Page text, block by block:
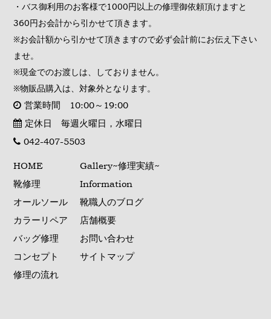
・バス御利用のお客様で1000円以上の修理御依頼頂けますと
360円お会計から引かせて頂きます。
※お会計額から引かせて頂きますので必ず会計前にお伝え下さい
ませ。
※現金でのお渡しは、しておりません。
※物販品購入は、対象外となります。
営業時間 10:00～19:00
定休日 毎週火曜日，水曜日
042-407-5503
HOME
靴修理
オールソール
カラーリペア
バッグ修理
コンセプト
修理の流れ
Gallery~修理実績~
Information
靴職人のブログ
店舗概要
お問い合わせ
サイトマップ